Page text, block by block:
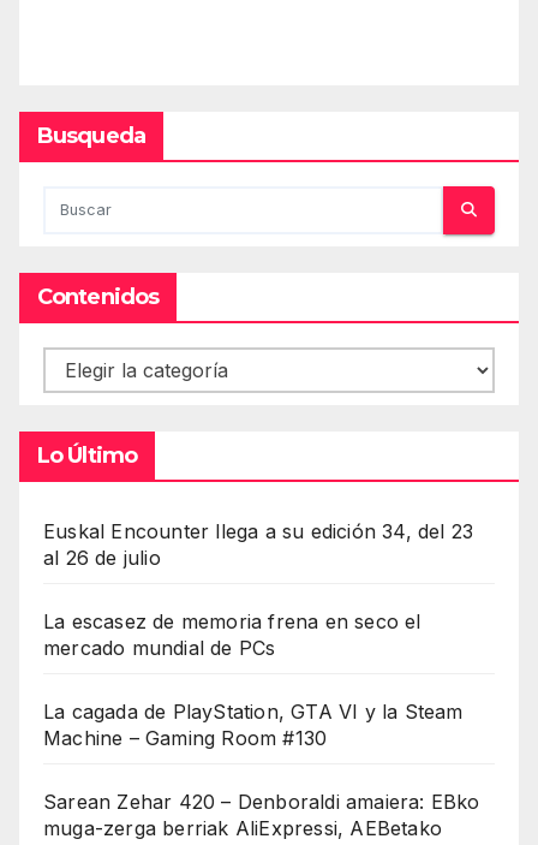
Busqueda
Contenidos
Contenidos
Lo Último
Euskal Encounter llega a su edición 34, del 23
al 26 de julio
La escasez de memoria frena en seco el
mercado mundial de PCs
La cagada de PlayStation, GTA VI y la Steam
Machine – Gaming Room #130
Sarean Zehar 420 – Denboraldi amaiera: EBko
muga-zerga berriak AliExpressi, AEBetako